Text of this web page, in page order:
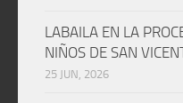
LABAILA EN LA
NIÑOS DE SAN
25 JUN, 2026